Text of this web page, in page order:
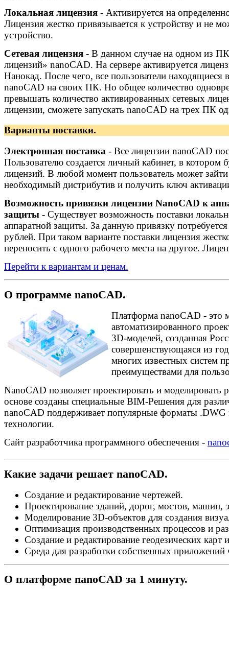
Локальная лицензия - Активируется на
Лицензия жестко привязывается к устройству и не
устройство.
Сетевая лицензия - В данном случае на одном из ПК
лицензий» nanoCAD. На сервере активируется
Нанокад. После чего, все пользователи находящиеся
nanoCAD на своих ПК. Но общее количество
превышать количество активированных сетевых
лицензии, сможете запускать nanoCAD на трех ПК
Варианты поставки.
Электронная поставка - Все лицензии nanoCAD
Пользователю создается личный кабинет, в котором
лицензий. В любой момент пользователь может
необходимый дистрибутив и получить ключ
Возможность привязки лицензии NanoCAD к
защиты - Существует возможность поставки
аппаратной защиты. За данную привязку
рублей. При таком варианте поставки лицензия
переносить с одного рабочего места на другое.
Перейти к вариантам и ценам.
О программе nanoCAD.
Платформа nanoCAD - это
автоматизированного
3D-моделей, созданная
совершенствующаяся из
многих известных систем
преимуществами для
NanoCAD позволяет проектировать и
основе созданы специальные BIM-Решения для
nanoCAD поддерживает популярные форматы
технологии.
Сайт разработчика программного обеспечения -
Какие задачи решает nanoCAD.
Создание и редактирование чертежей.
Проектирование зданий, дорог, мостов, машин,
Моделирование 3D-объектов для создания
Оптимизация производственных процессов и
Создание и редактирование геодезических карт
Среда для разработки собственных приложений
О платформе nanoCAD за 1 минуту.